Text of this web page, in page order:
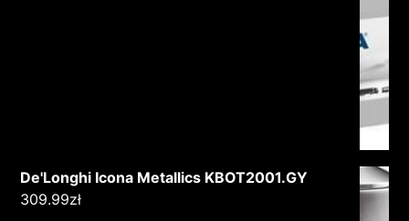
De'Longhi Icona Metallics KBOT2001.GY
309.99zł